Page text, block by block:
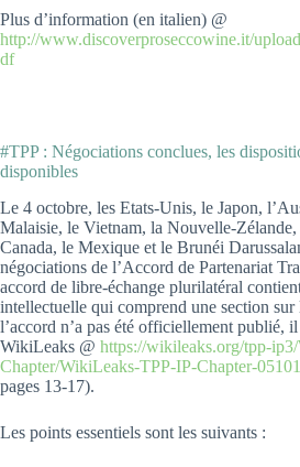
Plus d’information (en italien) @
http://www.discoverproseccowine.it/
df
#TPP : Négociations conclues, les
disponibles
Le 4 octobre, les Etats-Unis, le Japon,
Malaisie, le Vietnam, la Nouvelle-
Canada, le Mexique et le Brunéi
négociations de l’Accord de Partenariat
accord de libre-échange plurilatéral
intellectuelle qui comprend une section
l’accord n’a pas été officiellement publié,
WikiLeaks @ https://wikileaks.org/tpp-
Chapter/WikiLeaks-TPP-IP-Chapter-
pages 13-17).
Les points essentiels sont les suivants :